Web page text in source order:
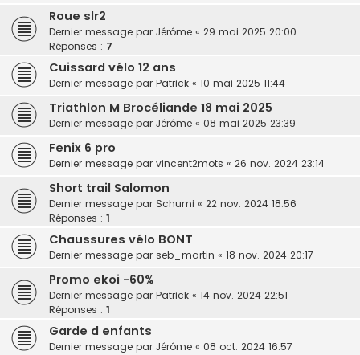
Roue slr2
Dernier message par Jérôme « 29 mai 2025 20:00
Réponses : 7
Cuissard vélo 12 ans
Dernier message par Patrick « 10 mai 2025 11:44
Triathlon M Brocéliande 18 mai 2025
Dernier message par Jérôme « 08 mai 2025 23:39
Fenix 6 pro
Dernier message par vincent2mots « 26 nov. 2024 23:14
Short trail Salomon
Dernier message par Schumi « 22 nov. 2024 18:56
Réponses : 1
Chaussures vélo BONT
Dernier message par seb_martin « 18 nov. 2024 20:17
Promo ekoi -60%
Dernier message par Patrick « 14 nov. 2024 22:51
Réponses : 1
Garde d enfants
Dernier message par Jérôme « 08 oct. 2024 16:57